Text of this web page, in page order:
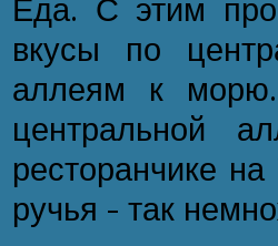
Еда. С этим
вкусы по
аллеям к
центральной
ресторанчике
ручья - так